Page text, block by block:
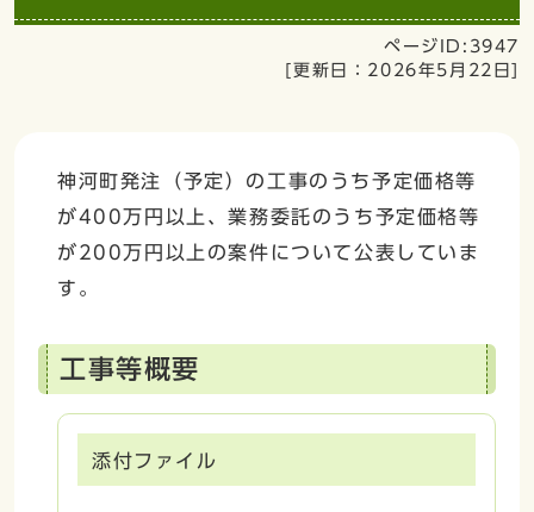
ページID:3947
[更新日： 2026年5月22日]
神河町発注（予定）の工事のうち予定価格等
が400万円以上、業務委託のうち予定価格等
が200万円以上の案件について公表していま
す。
工事等概要
添付ファイル